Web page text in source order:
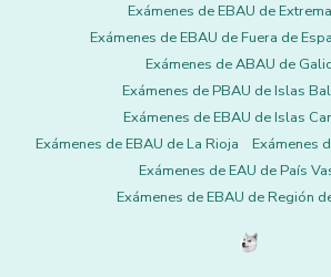
Exámenes de EBAU de
Exámenes de EBAU de Fuera de
Exámenes de ABAU de
Exámenes de PBAU de Islas
Exámenes de EBAU de Islas
Exámenes de EBAU de La Rioja
Exámenes
Exámenes de EAU de País
Exámenes de EBAU de Región